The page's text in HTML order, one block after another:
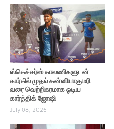
ஸ்கெச்சர்ஸ் காலணிகளுடன்
கார்கில் முதல் கன்னியாகுமரி
வரை வெற்றிகரமாக ஓடிய
கார்த்திக் ஜோஷி
July 08, 2026